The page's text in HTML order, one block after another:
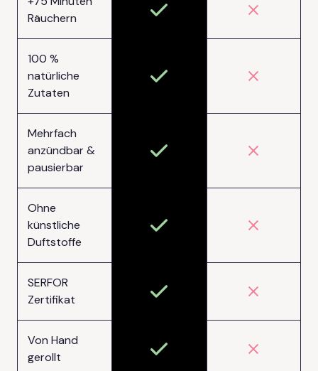
Räuchern
100 %
natürliche
Zutaten
Mehrfach
anzündbar &
pausierbar
Ohne
künstliche
Duftstoffe
SERFOR
Zertifikat
Von Hand
gerollt